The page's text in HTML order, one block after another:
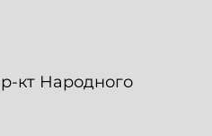
кт Народного